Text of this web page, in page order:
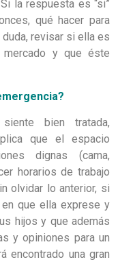
la respuesta es “si”
qué hacer para
revisar si ella es
y que éste
bien tratada,
que el espacio
dignas (cama,
horarios de trabajo
olvidar lo anterior, si
que ella exprese y
hijos y que además
y opiniones para un
encontrado una gran